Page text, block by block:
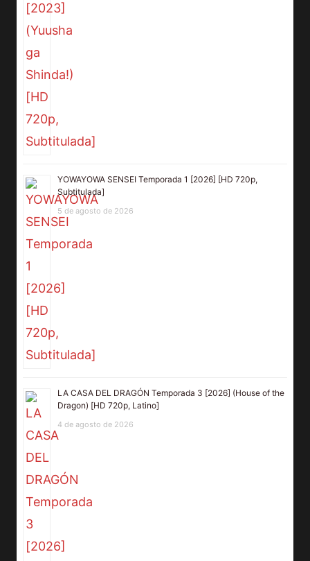
YOWAYOWA SENSEI Temporada 1 [2026] [HD 720p,
Subtitulada]
5 de agosto de 2026
LA CASA DEL DRAGÓN Temporada 3 [2026] (House of the
Dragon) [HD 720p, Latino]
4 de agosto de 2026